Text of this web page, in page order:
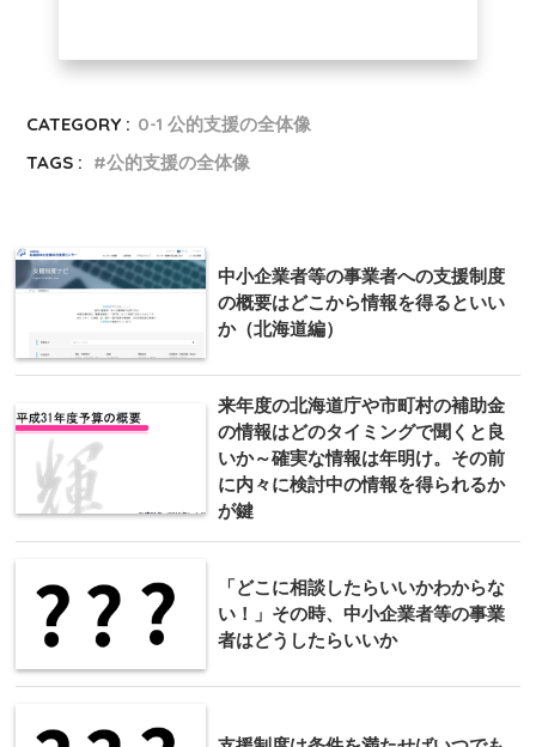
CATEGORY : 0-1 公的支援の全体像
TAGS :
公的支援の全体像
中小企業者等の事業者への支援制度
の概要はどこから情報を得るといい
か（北海道編）
来年度の北海道庁や市町村の補助金
の情報はどのタイミングで聞くと良
いか～確実な情報は年明け。その前
に内々に検討中の情報を得られるか
が鍵
「どこに相談したらいいかわからな
い！」その時、中小企業者等の事業
者はどうしたらいいか